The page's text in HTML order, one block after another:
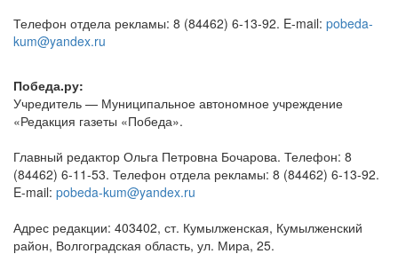
Телефон отдела рекламы: 8 (84462) 6-13-92. E-mail: pobeda-
kum@yandex.ru
Победа.ру:
Учредитель — Муниципальное автономное учреждение
«Редакция газеты «Победа».
Главный редактор Ольга Петровна Бочарова. Телефон: 8
(84462) 6-11-53. Телефон отдела рекламы: 8 (84462) 6-13-92.
E-mail: pobeda-kum@yandex.ru
Адрес редакции: 403402, ст. Кумылженская, Кумылженский
район, Волгоградская область, ул. Мира, 25.